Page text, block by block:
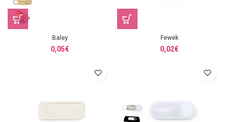
Baley
0,05€
Fewek
0,02€